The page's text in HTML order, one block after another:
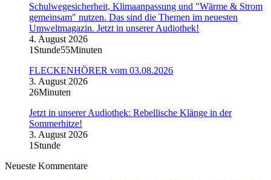
Schulwegesicherheit, Klimaanpassung und "Wärme & Strom
gemeinsam" nutzen. Das sind die Themen im neuesten
Umweltmagazin. Jetzt in unserer Audiothek!
4. August 2026
1Stunde55Minuten
FLECKENHÖRER vom 03.08.2026
3. August 2026
26Minuten
Jetzt in unserer Audiothek: Rebellische Klänge in der
Sommerhitze!
3. August 2026
1Stunde
Neueste Kommentare